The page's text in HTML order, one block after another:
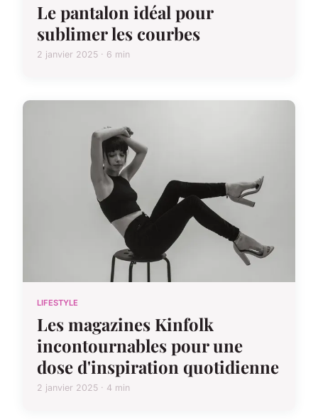
Le pantalon idéal pour
sublimer les courbes
2 janvier 2025 · 6 min
LIFESTYLE
Les magazines Kinfolk
incontournables pour une
dose d'inspiration quotidienne
2 janvier 2025 · 4 min